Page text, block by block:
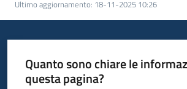
Ultimo aggiornamento: 18-11-2025 10:26
Quanto sono chiare le
questa pagina?